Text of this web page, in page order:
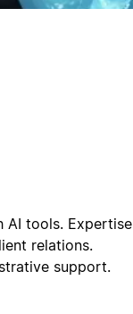
AI tools. Expertise
relations.
support.